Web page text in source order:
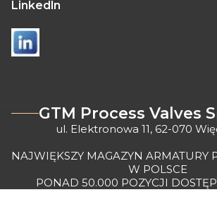
Linkedln
GTM Process Valves
ul. Elektronowa 11, 62-070
NAJWIĘKSZY MAGAZYN ARMATURY
W POLSCE
PONAD 50.000 POZYCJI